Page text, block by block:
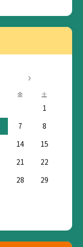
金 土
1
7
8
14
15
21
22
28
29